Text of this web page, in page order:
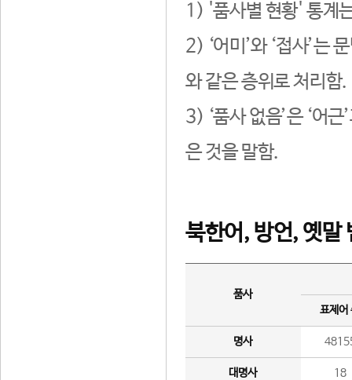
1) '품사별 현황' 통계
2) ‘어미’와 ‘접사’는
와 같은 층위로 처리함.
3) ‘품사 없음’은 ‘어
은 것을 말함.
북한어, 방언, 옛말
품사
표제어
명사
대명사 18